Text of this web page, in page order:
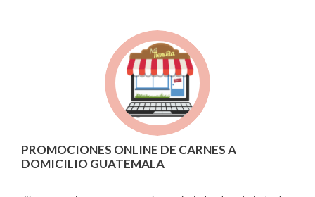
PROMOCIONES ONLINE DE CARNES A
DOMICILIO GUATEMALA